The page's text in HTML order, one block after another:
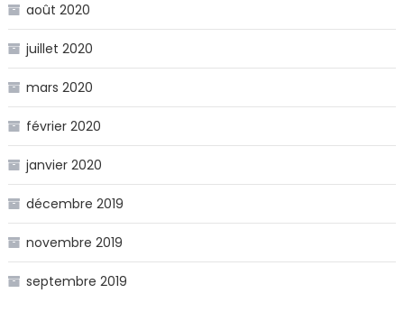
août 2020
juillet 2020
mars 2020
février 2020
janvier 2020
décembre 2019
novembre 2019
septembre 2019